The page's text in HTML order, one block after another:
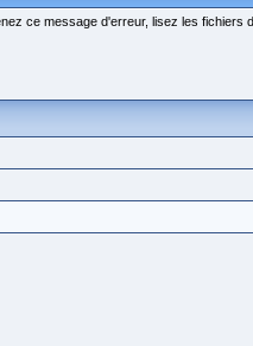
ce message d'erreur, lisez les fichiers